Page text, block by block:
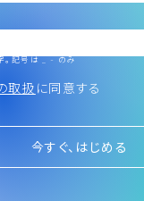
。記号は _ - のみ
取扱 に同意する
今すぐ、はじめる